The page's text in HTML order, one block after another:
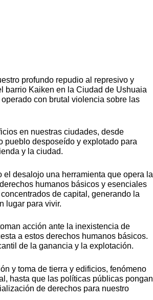
profundo repudio al represivo y
barrio Kaiken en la Ciudad de Ushuaia
con brutal violencia sobre las
en nuestras ciudades, desde
pueblo desposeído y explotado para
y la ciudad.
desalojo una herramienta que opera la
humanos básicos y esenciales
de capital, generando la
lugar para vivir.
acción ante la inexistencia de
a estos derechos humanos básicos.
de la ganancia y la explotación.
y toma de tierra y edificios, fenómeno
hasta que las políticas públicas pongan
de derechos para nuestro